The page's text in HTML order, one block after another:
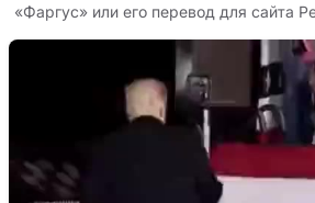
«Фаргус» или его перевод для сайта